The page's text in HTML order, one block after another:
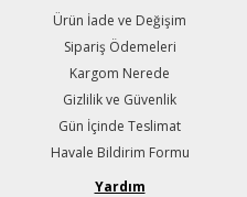
Ürün İade ve Değişim
Sipariş Ödemeleri
Kargom Nerede
Gizlilik ve Güvenlik
Gün İçinde Teslimat
Havale Bildirim Formu
Yardım